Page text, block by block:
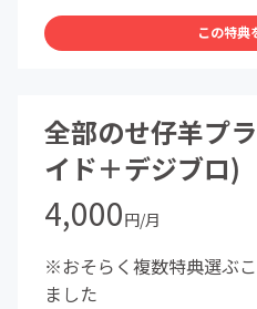
この特典
全部のせ仔羊プ
イド＋デジブロ)
4,000円/月
※おそらく複数特典選ぶ
ました